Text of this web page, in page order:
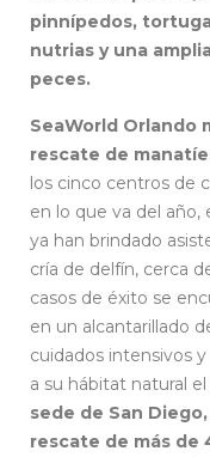
pinnípedos,
nutrias y una
peces.
SeaWorld Orlando
rescate de
los cinco centros de
en lo que va del año,
ya han brindado
cría de delfín, cerca
casos de éxito se
en un alcantarillado
cuidados intensivos
a su hábitat natural
sede de San
rescate de más de